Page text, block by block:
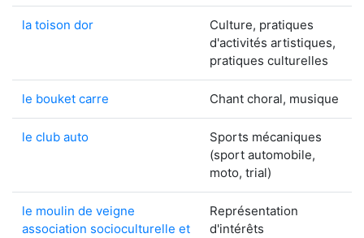
la toison dor
Culture, pratiques
d'activités artistiques,
pratiques culturelles
le bouket carre Chant choral, musique
le club auto
Sports mécaniques
(sport automobile,
moto, trial)
le moulin de veigne
association socioculturelle et
Représentation
d'intérêts